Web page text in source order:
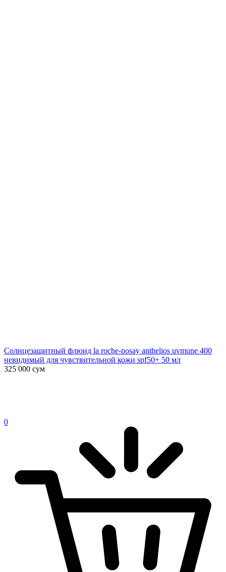
Солнцезащитный флюид la roche-posay anthelios uvmune 400
невидимый для чувствительной кожи spf50+ 50 мл
325 000 сум
0